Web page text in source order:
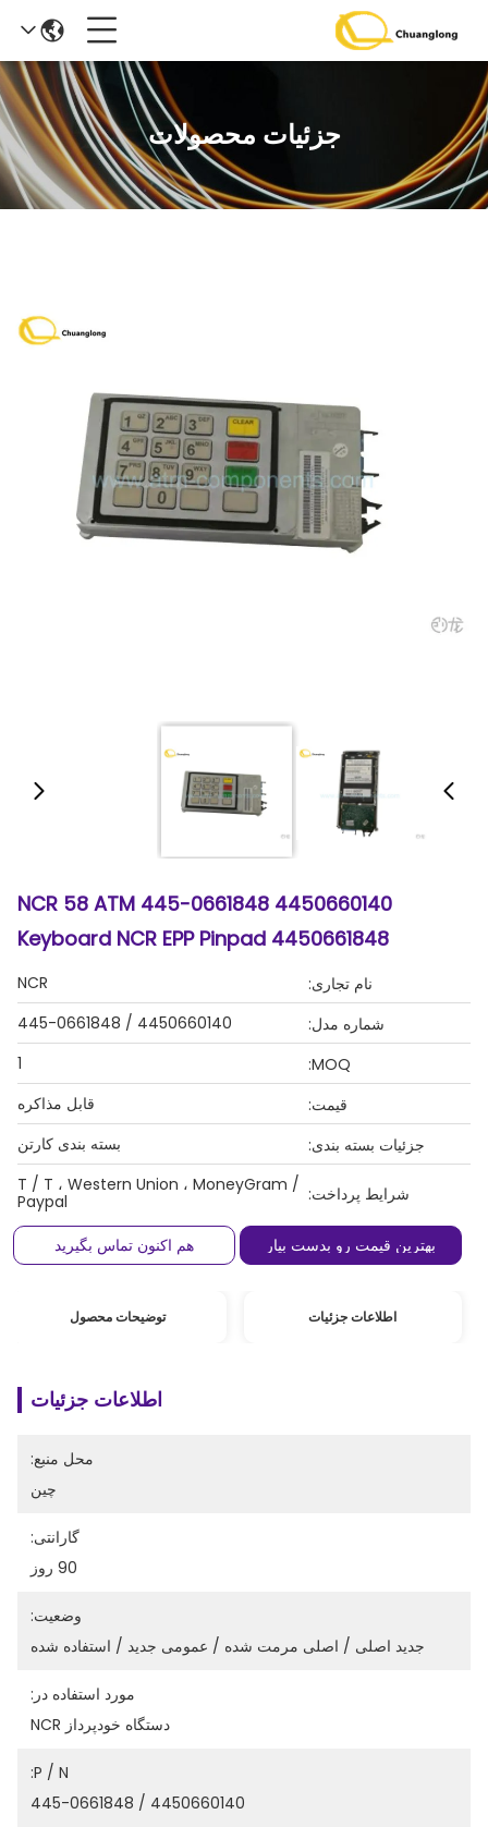
جزئیات محصولات
4450660140 445-0661848 NCR 58 ATM
Keyboard NCR EPP Pinpad 4450661848
نام تجاری:
NCR
شماره مدل:
4450660140 / 445-0661848
MOQ:
1
قیمت:
قابل مذاکره
جزئیات بسته بندی:
بسته بندی کارتن
شرایط پرداخت: T / T ، Western Union ، MoneyGram /
Paypal
بهترین قیمت رو بدست بیار
هم اکنون تماس بگیرید
اطلاعات جزئیات توضیحات محصول
اطلاعات جزئیات
محل منبع:
چين
گارانتی:
90 روز
وضعیت:
جدید اصلی / اصلی مرمت شده / عمومی جدید / استفاده شده
مورد استفاده در:
دستگاه خودپرداز NCR
P / N:
4450660140 / 445-0661848